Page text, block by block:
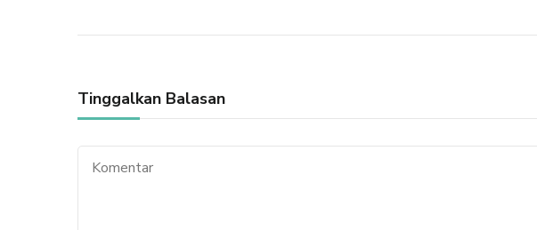
Tinggalkan Balasan